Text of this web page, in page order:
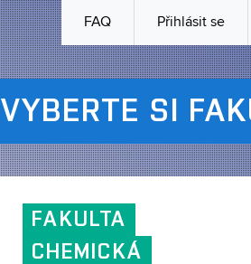
FAQ Přihlásit se
VYBERTE SI
FAKULTA
CHEMICKÁ